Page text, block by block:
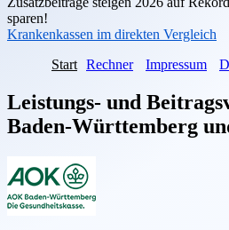
sparen!
Krankenkassen im direkten Vergleich
Start Rechner Impressum
Leistungs- und
Baden-Württemberg